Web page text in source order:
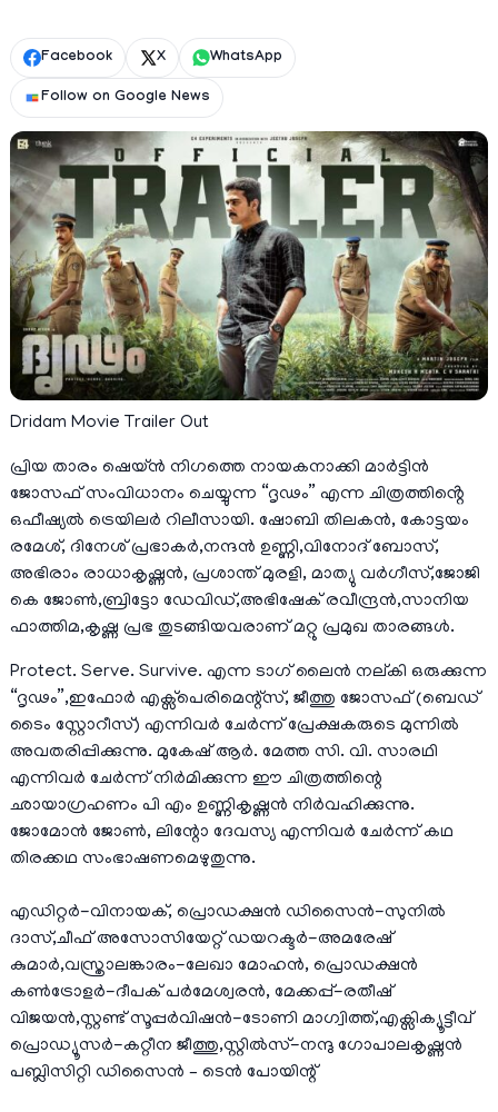
Facebook X WhatsApp
Follow on Google News
Dridam Movie Trailer Out
പ്രിയ താരം ഷെയ്ന്‍ നിഗത്തെ നായകനാക്കി മാർട്ടിൻ
ജോസഫ് സംവിധാനം ചെയ്യുന്ന “ദൃഢം” എന്ന ചിത്രത്തിൻ്റെ
ഒഫീഷ്യൽ ട്രെയിലർ റിലീസായി. ഷോബി തിലകൻ, കോട്ടയം
രമേശ്, ദിനേശ് പ്രഭാകർ,നന്ദൻ ഉണ്ണി,വിനോദ് ബോസ്,
അഭിരാം രാധാകൃഷ്ണൻ, പ്രശാന്ത് മുരളി, മാത്യു വർഗീസ്,ജോജി
കെ ജോൺ,ബ്രിട്ടോ ഡേവിഡ്,അഭിഷേക് രവീന്ദ്രൻ,സാനിയ
ഫാത്തിമ,കൃഷ്ണ പ്രഭ തുടങ്ങിയവരാണ് മറ്റു പ്രമുഖ താരങ്ങൾ.
Protect. Serve. Survive. എന്ന ടാഗ് ലൈൻ നല്കി ഒരുക്കുന്ന
“ദൃഢം”,ഇഫോർ എക്സ്പെരിമെന്റ്സ്, ജീത്തു ജോസഫ് (ബെഡ്
ടൈം സ്റ്റോറീസ്) എന്നിവർ ചേർന്ന് പ്രേക്ഷകരുടെ മുന്നിൽ
അവതരിപ്പിക്കുന്നു. മുകേഷ് ആർ. മേത്ത സി. വി. സാരഥി
എന്നിവർ ചേർന്ന് നിർമിക്കുന്ന ഈ ചിത്രത്തിന്റെ
ഛായാഗ്രഹണം പി എം ഉണ്ണികൃഷ്ണൻ നിർവഹിക്കുന്നു.
ജോമോൻ ജോൺ, ലിന്റോ ദേവസ്യ എന്നിവർ ചേർന്ന് കഥ
തിരക്കഥ സംഭാഷണമെഴുതുന്നു.
എഡിറ്റർ-വിനായക്, പ്രൊഡക്ഷൻ ഡിസൈൻ-സുനിൽ
ദാസ്,ചീഫ് അസോസിയേറ്റ് ഡയറക്ടർ-അമരേഷ്
കുമാർ,വസ്ത്രാലങ്കാരം-ലേഖാ മോഹൻ, പ്രൊഡക്ഷൻ
കൺട്രോളർ-ദീപക് പർമേശ്വരൻ, മേക്കപ്പ്-രതീഷ്
വിജയൻ,സ്റ്റണ്ട് സൂപ്പർവിഷൻ-ടോണി മാഗ്വിത്ത്,എക്സിക്യൂട്ടീവ്
പ്രൊഡ്യൂസർ-കറ്റീന ജീത്തു,സ്റ്റിൽസ്-നന്ദു ഗോപാലകൃഷ്ണൻ
പബ്ലിസിറ്റി ഡിസൈൻ – ടെൻ പോയിന്റ്